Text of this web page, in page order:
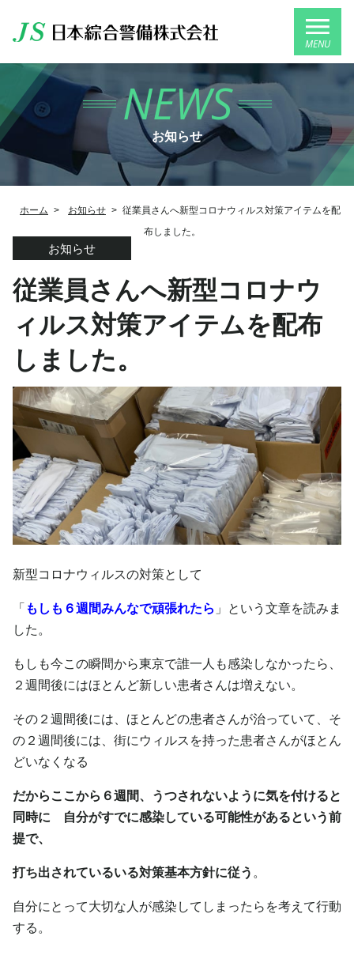
MENU
NEWS
お知らせ
ホーム > お知らせ > 従業員さんへ新型コロナウィルス対策アイテムを配
布しました。
お知らせ
従業員さんへ新型コロナウ
ィルス対策アイテムを配布
しました。
新型コロナウィルスの対策として
「 もしも６週間みんなで頑張れたら 」という文章を読みま
した。
もしも今この瞬間から東京で誰一人も感染しなかったら、
２週間後にはほとんど新しい患者さんは増えない。
その２週間後には、ほとんどの患者さんが治っていて、そ
の２週間後には、街にウィルスを持った患者さんがほとん
どいなくなる
だからここから６週間、うつされないように気を付けると
同時に 自分がすでに感染している可能性があるという前
提で、
打ち出されているいる対策基本方針に従う 。
自分にとって大切な人が感染してしまったらを考えて行動
する。